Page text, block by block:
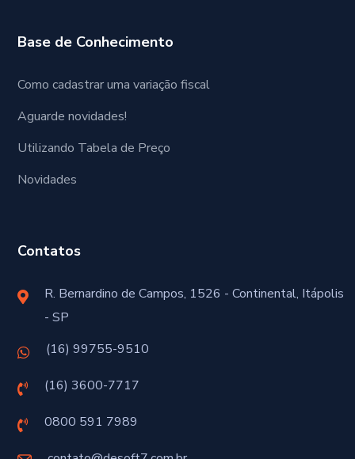
Base de Conhecimento
Como cadastrar uma variação fiscal
Aguarde novidades!
Utilizando Tabela de Preço
Novidades
Contatos
R. Bernardino de Campos, 1526 - Continental, Itápolis
- SP
(16) 99755-9510
(16) 3600-7717
0800 591 7989